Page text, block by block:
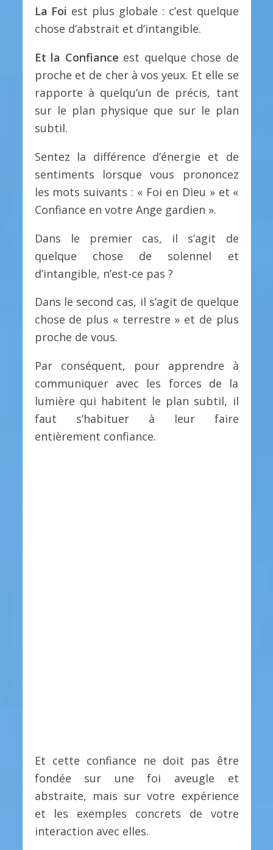
La Foi est plus globale : c’est quelque
chose d’abstrait et d’intangible.
Et la Confiance est quelque chose de
proche et de cher à vos yeux. Et elle se
rapporte à quelqu’un de précis, tant
sur le plan physique que sur le plan
subtil.
Sentez la différence d’énergie et de
sentiments lorsque vous prononcez
les mots suivants : « Foi en Dieu » et «
Confiance en votre Ange gardien ».
Dans le premier cas, il s’agit de
quelque chose de solennel et
d’intangible, n’est-ce pas ?
Dans le second cas, il s’agit de quelque
chose de plus « terrestre » et de plus
proche de vous.
Par conséquent, pour apprendre à
communiquer avec les forces de la
lumière qui habitent le plan subtil, il
faut s’habituer à leur faire
entièrement confiance.
Et cette confiance ne doit pas être
fondée sur une foi aveugle et
abstraite, mais sur votre expérience
et les exemples concrets de votre
interaction avec elles.